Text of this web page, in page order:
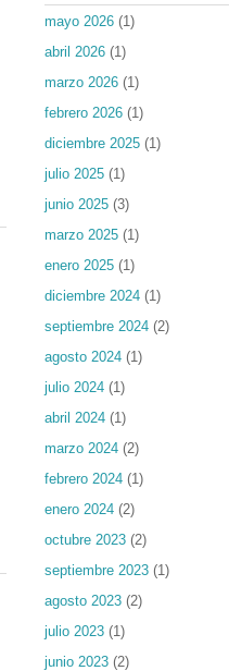
mayo 2026 (1)
abril 2026 (1)
marzo 2026 (1)
febrero 2026 (1)
diciembre 2025 (1)
julio 2025 (1)
junio 2025 (3)
marzo 2025 (1)
enero 2025 (1)
diciembre 2024 (1)
septiembre 2024 (2)
agosto 2024 (1)
julio 2024 (1)
abril 2024 (1)
marzo 2024 (2)
febrero 2024 (1)
enero 2024 (2)
octubre 2023 (2)
septiembre 2023 (1)
agosto 2023 (2)
julio 2023 (1)
junio 2023 (2)